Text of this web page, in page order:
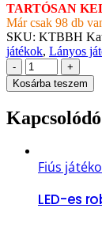
TARTÓSAN
Már csak 98 db
SKU: KTBBH
játékok, Lányos
-
+
Kosárba teszem
Fiús
LED-es